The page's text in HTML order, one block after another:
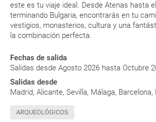
este es tu viaje ideal. Desde Atenas hasta
terminando Bulgaria, encontrarás en tu
vestigios, monasterios, cultura y una
la combinación perfecta.
Fechas de salida
Salidas desde Agosto 2026 hasta Octubre
Salidas desde
Madrid, Alicante, Sevilla, Málaga,
ARQUEOLÓGICOS